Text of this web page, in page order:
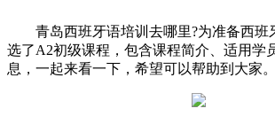
青岛西班牙语培训去哪里?为准备西班
选了A2初级课程，包含课程简介、适用学
息，一起来看一下，希望可以帮助到大家。